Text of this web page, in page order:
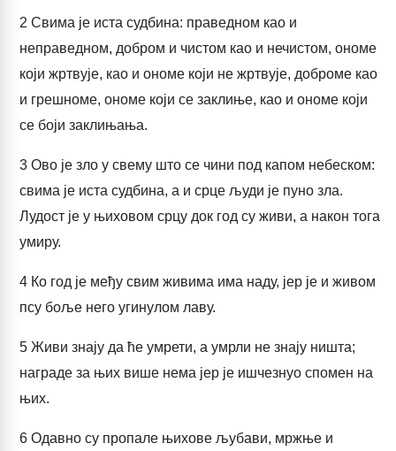
2 Свима је иста судбина: праведном као и
неправедном, добром и чистом као и нечистом, ономе
који жртвује, као и ономе који не жртвује, доброме као
и грешноме, ономе који се заклиње, као и ономе који
се боји заклињања.
3 Ово је зло у свему што се чини под капом небеском:
свима је иста судбина, а и срце људи је пуно зла.
Лудост је у њиховом срцу док год су живи, а након тога
умиру.
4 Ко год је међу свим живима има наду, јер је и живом
псу боље него угинулом лаву.
5 Живи знају да ће умрети, а умрли не знају ништа;
награде за њих више нема јер је ишчезнуо спомен на
њих.
6 Одавно су пропале њихове љубави, мржње и